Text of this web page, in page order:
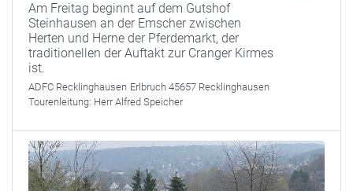
Am Freitag beginnt auf dem Gutshof
Steinhausen an der Emscher zwischen
Herten und Herne der Pferdemarkt, der
traditionellen der Auftakt zur Cranger Kirmes
ist.
ADFC Recklinghausen Erlbruch 45657 Recklinghausen
Tourenleitung: Herr Alfred Speicher